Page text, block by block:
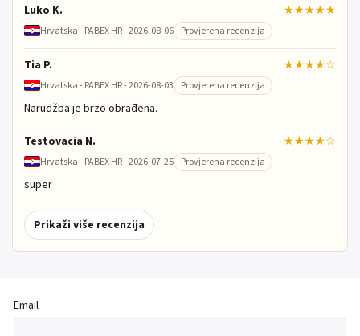
Luko K. ★★★★★
Hrvatska - PABEX HR - 2026-08-06 Provjerena recenzija
Tia P. ★★★★☆
Hrvatska - PABEX HR - 2026-08-03 Provjerena recenzija
Narudžba je brzo obrađena.
Testovacia N. ★★★★☆
Hrvatska - PABEX HR - 2026-07-25 Provjerena recenzija
super
Prikaži više recenzija
Email